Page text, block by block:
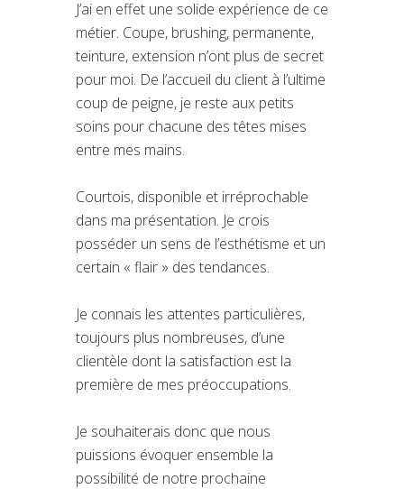
J’ai en effet une solide expérience de ce
métier. Coupe, brushing, permanente,
teinture, extension n’ont plus de secret
pour moi. De l’accueil du client à l’ultime
coup de peigne, je reste aux petits
soins pour chacune des têtes mises
entre mes mains.
Courtois, disponible et irréprochable
dans ma présentation. Je crois
posséder un sens de l’esthétisme et un
certain « flair » des tendances.
Je connais les attentes particulières,
toujours plus nombreuses, d’une
clientèle dont la satisfaction est la
première de mes préoccupations.
Je souhaiterais donc que nous
puissions évoquer ensemble la
possibilité de notre prochaine